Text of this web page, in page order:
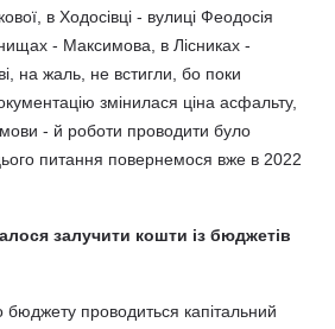
в Ходосівці - вулиці Феодосія
- Максимова, в Лісниках -
на жаль, не встигли, бо поки
змінилася ціна асфальту,
- й роботи проводити було
питання повернемося вже в 2022
залучити кошти із бюджетів
проводиться капітальний